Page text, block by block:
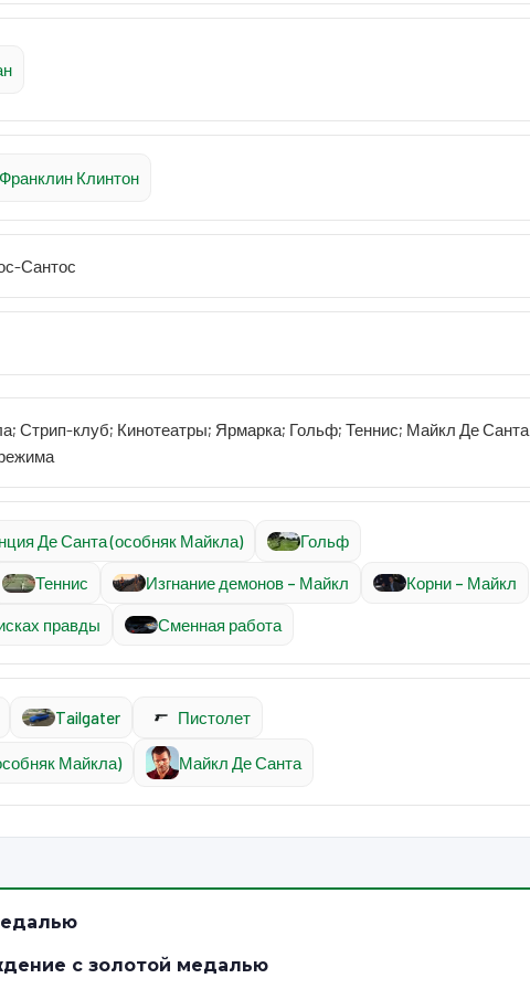
Франклин Клинтон
Сантос
Стрип-клуб; Кинотеатры; Ярмарка; Гольф; Теннис; Майкл Де Санта
Де Санта (особняк Майкла) Гольф
Теннис Изгнание демонов – Майкл Корни – Майкл
правды Сменная работа
Tailgater Пистолет
Майкла) Майкл Де Санта
с золотой медалью